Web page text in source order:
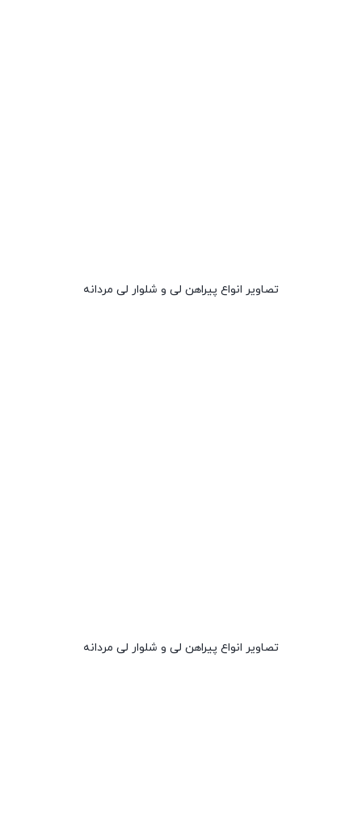
تصاویر انواع پیراهن لی و شلوار لی مردانه
تصاویر انواع پیراهن لی و شلوار لی مردانه